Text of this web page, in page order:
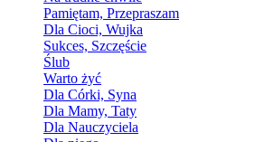
Pamiętam, Przepraszam
Dla Cioci, Wujka
Sukces, Szczęście
Ślub
Warto żyć
Dla Córki, Syna
Dla Mamy, Taty
Dla Nauczyciela